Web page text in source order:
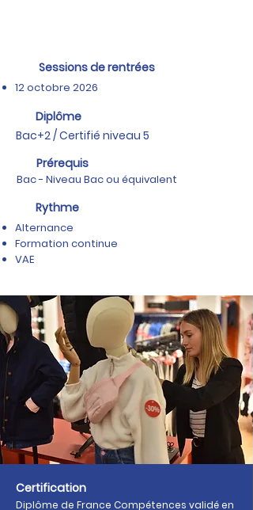
Sessions de rentrées
12 octobre 2026
Diplôme
Bac+2 / Certifié niveau 5
Prérequis
Bac - Niveau Bac ou équivalent
Rythme
Alternance
Formation continue
VAE
Certification
Diplôme de France Compétences validé en